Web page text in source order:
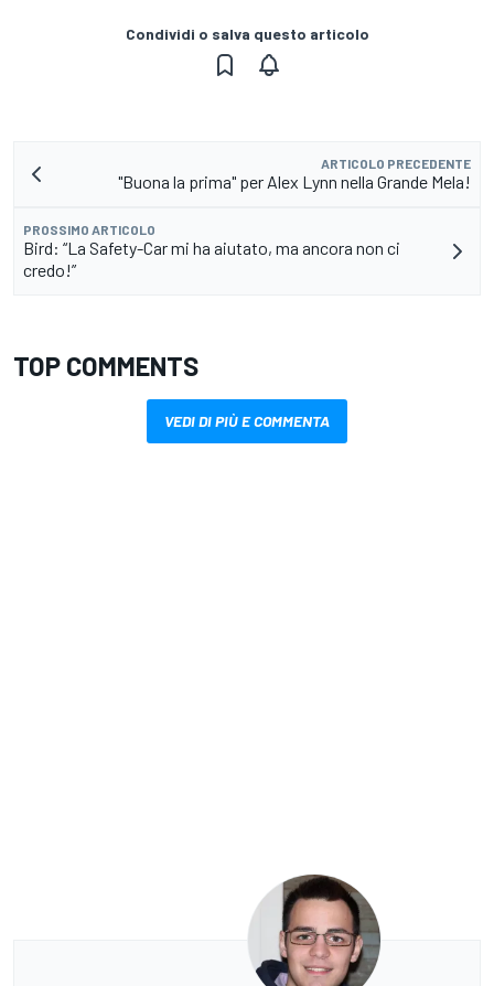
Condividi o salva questo articolo
ARTICOLO PRECEDENTE
"Buona la prima" per Alex Lynn nella Grande Mela!
PROSSIMO ARTICOLO
Bird: “La Safety-Car mi ha aiutato, ma ancora non ci
credo!”
TOP COMMENTS
VEDI DI PIÙ E COMMENTA